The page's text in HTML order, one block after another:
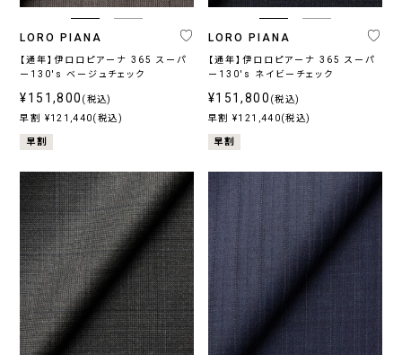
LORO PIANA
【通年】伊ロロピアーナ 365 スーパ
ー130's ベージュチェック
¥151,800 (税込)
早割 ¥121,440(税込)
早割
LORO PIANA
【通年】伊ロロピアーナ 365 スーパ
ー130's ネイビーチェック
¥151,800 (税込)
早割 ¥121,440(税込)
早割